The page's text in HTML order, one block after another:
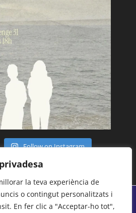
la teva experiència de
o contingut personalitzats i
En fer clic a "Acceptar-ho tot",
Follow on Instagram
2018 - 2026 | Centre